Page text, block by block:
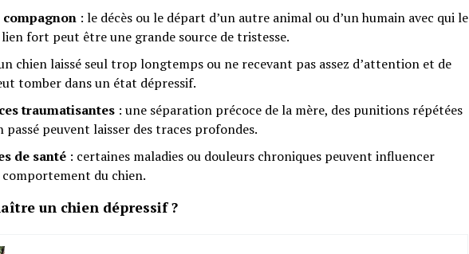
compagnon : le décès ou le départ d’un autre animal ou d’un humain avec qui le
fort peut être une grande source de tristesse.
chien laissé seul trop longtemps ou ne recevant pas assez d’attention et de
tomber dans un état dépressif.
traumatisantes : une séparation précoce de la mère, des punitions répétées
passé peuvent laisser des traces profondes.
de santé : certaines maladies ou douleurs chroniques peuvent influencer
du chien.
un chien dépressif ?